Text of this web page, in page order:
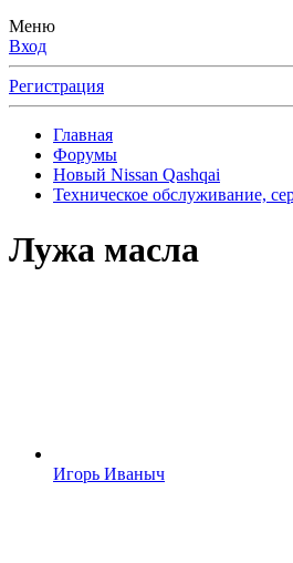
Меню
Вход
Регистрация
Главная
Форумы
Новый Nissan Qashqai
Техническое обслуживание,
Лужа масла
Игорь Иваныч